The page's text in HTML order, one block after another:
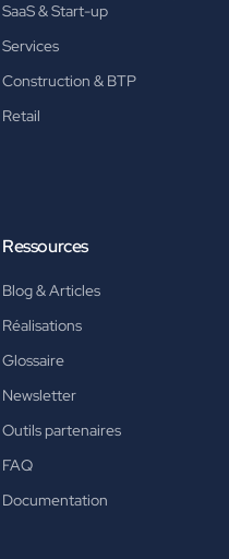
SaaS & Start-up
Services
Construction & BTP
Retail
Ressources
Blog & Articles
Réalisations
Glossaire
Newsletter
Outils partenaires
FAQ
Documentation